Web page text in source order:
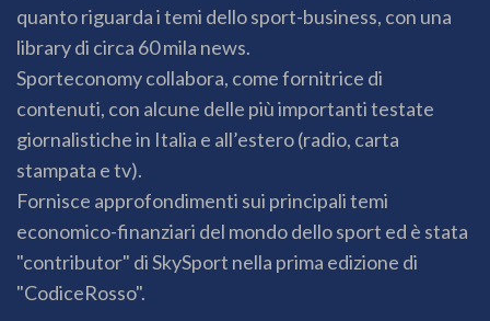
quanto riguarda i temi dello sport-business, con una
library di circa 60 mila news.
Sporteconomy collabora, come fornitrice di
contenuti, con alcune delle più importanti testate
giornalistiche in Italia e all’estero (radio, carta
stampata e tv).
Fornisce approfondimenti sui principali temi
economico-finanziari del mondo dello sport ed è stata
"contributor" di SkySport nella prima edizione di
"CodiceRosso".